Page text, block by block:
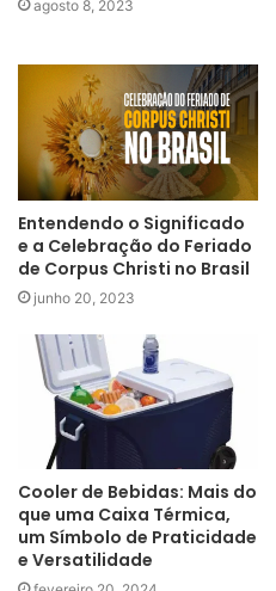
agosto 8, 2023
Entendendo o Significado
e a Celebração do Feriado
de Corpus Christi no Brasil
junho 20, 2023
Cooler de Bebidas: Mais do
que uma Caixa Térmica,
um Símbolo de Praticidade
e Versatilidade